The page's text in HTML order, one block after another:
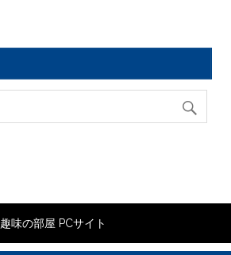
趣味の部屋 PCサイト